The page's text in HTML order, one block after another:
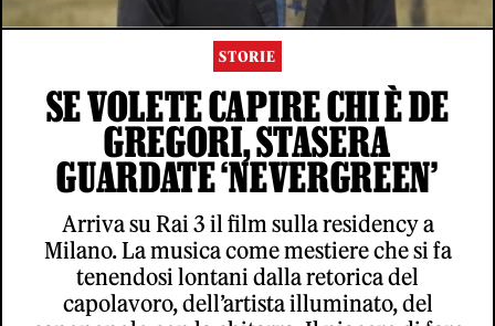
STORIE
SE VOLETE CAPIRE CHI È DE
GREGORI, STASERA
GUARDATE ‘NEVERGREEN’
Arriva su Rai 3 il film sulla residency a
Milano. La musica come mestiere che si fa
tenendosi lontani dalla retorica del
capolavoro, dell’artista illuminato, del